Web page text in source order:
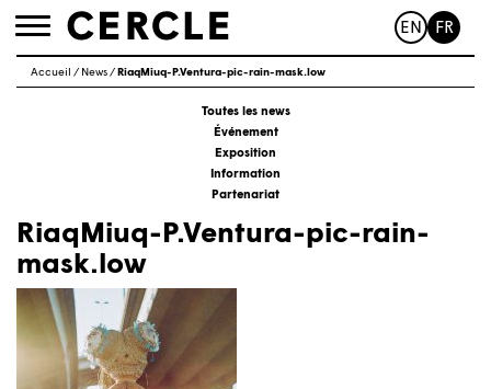
Toggle
EN FR
Accueil / News/ RiaqMiuq-P.Ventura-pic-rain-mask.low
Toutes les news
Événement
Exposition
Information
Partenariat
RiaqMiuq-P.Ventura-pic-rain-
mask.low